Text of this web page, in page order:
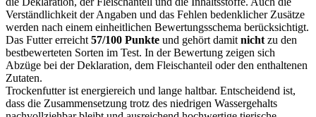
Verständlichkeit der Angaben und das Fehlen bedenklicher Zusätze
werden nach einem einheitlichen Bewertungsschema berücksichtigt.
Das Futter erreicht 57/100 Punkte und gehört damit nicht zu den
bestbewerteten Sorten im Test. In der Bewertung zeigen sich
Abzüge bei der Deklaration, dem Fleischanteil oder den enthaltenen
Zutaten.
Trockenfutter ist energiereich und lange haltbar. Entscheidend ist,
dass die Zusammensetzung trotz des niedrigen Wassergehalts